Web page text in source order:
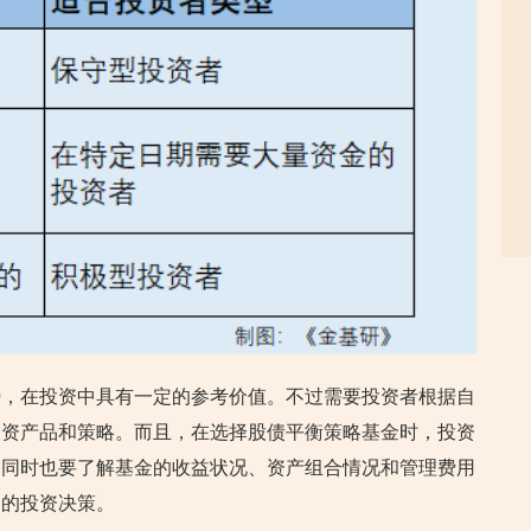
在投资中具有一定的参考价值。不过需要投资者根据自
产品和策略。而且，在选择股债平衡策略基金时，投资
时也要了解基金的收益状况、资产组合情况和管理费用
投资决策。